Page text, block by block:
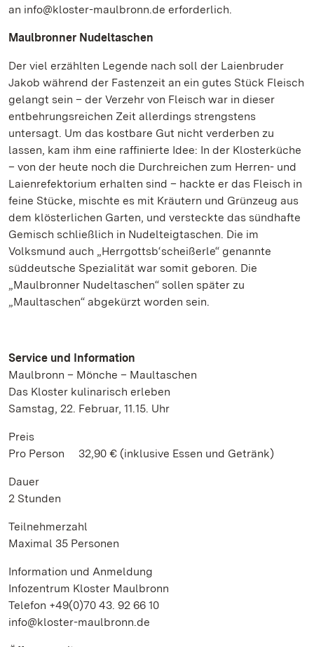
an info@kloster-maulbronn.de erforderlich.
Maulbronner Nudeltaschen
Der viel erzählten Legende nach soll der Laienbruder
Jakob während der Fastenzeit an ein gutes Stück Fleisch
gelangt sein – der Verzehr von Fleisch war in dieser
entbehrungsreichen Zeit allerdings strengstens
untersagt. Um das kostbare Gut nicht verderben zu
lassen, kam ihm eine raffinierte Idee: In der Klosterküche
– von der heute noch die Durchreichen zum Herren- und
Laienrefektorium erhalten sind – hackte er das Fleisch in
feine Stücke, mischte es mit Kräutern und Grünzeug aus
dem klösterlichen Garten, und versteckte das sündhafte
Gemisch schließlich in Nudelteigtaschen. Die im
Volksmund auch „Herrgottsb‘scheißerle“ genannte
süddeutsche Spezialität war somit geboren. Die
„Maulbronner Nudeltaschen“ sollen später zu
„Maultaschen“ abgekürzt worden sein.
Service und Information
Maulbronn – Mönche – Maultaschen
Das Kloster kulinarisch erleben
Samstag, 22. Februar, 11.15. Uhr
Preis
Pro Person 32,90 € (inklusive Essen und Getränk)
Dauer
2 Stunden
Teilnehmerzahl
Maximal 35 Personen
Information und Anmeldung
Infozentrum Kloster Maulbronn
Telefon +49(0)70 43. 92 66 10
info@kloster-maulbronn.de